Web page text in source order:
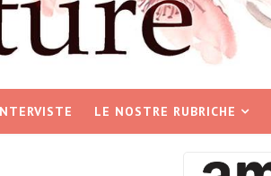
LE NOSTRE RUBRICHE